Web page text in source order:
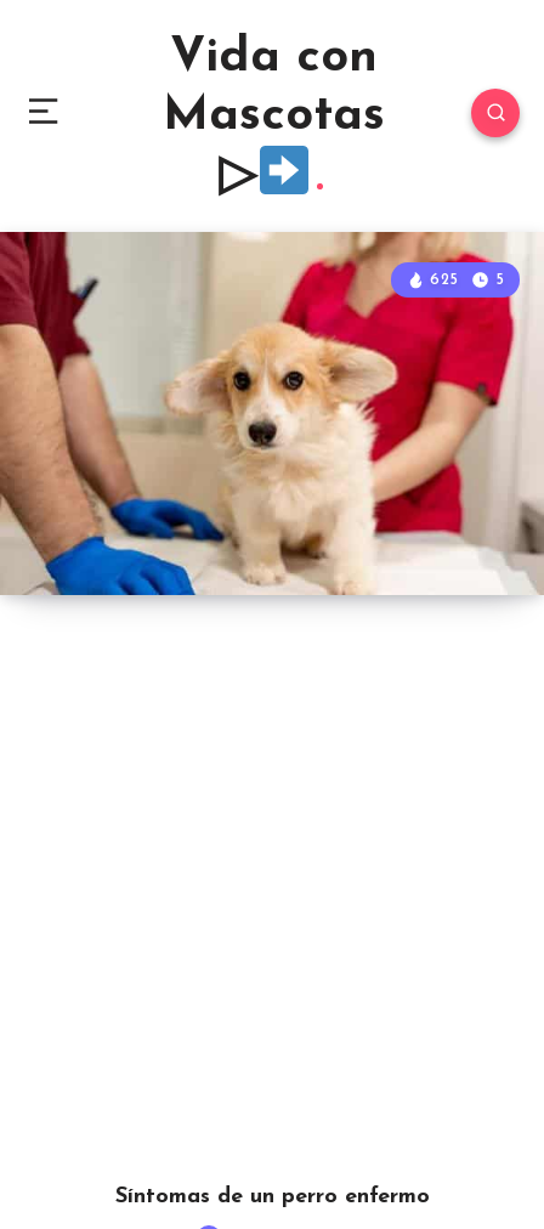
Vida con
Mascotas
▷
Síntomas de un perro enfermo
625 5